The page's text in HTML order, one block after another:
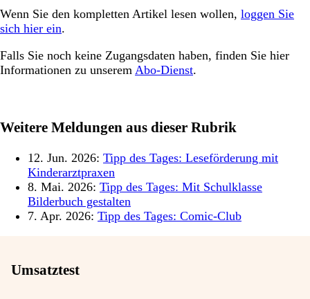
Wenn Sie den kompletten Artikel lesen wollen, loggen Sie
sich hier ein.
Falls Sie noch keine Zugangsdaten haben, finden Sie hier
Informationen zu unserem Abo-Dienst.
Weitere Meldungen aus dieser Rubrik
12. Jun. 2026: Tipp des Tages: Leseförderung mit
Kinderarztpraxen
8. Mai. 2026: Tipp des Tages: Mit Schulklasse
Bilderbuch gestalten
7. Apr. 2026: Tipp des Tages: Comic-Club
Umsatztest